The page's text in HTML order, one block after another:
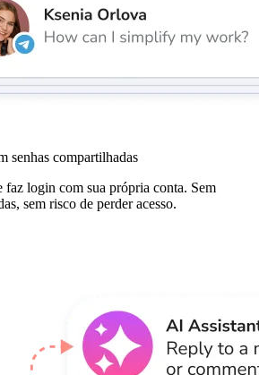
senhas compartilhadas
faz login com sua própria conta. Sem
sem risco de perder acesso.